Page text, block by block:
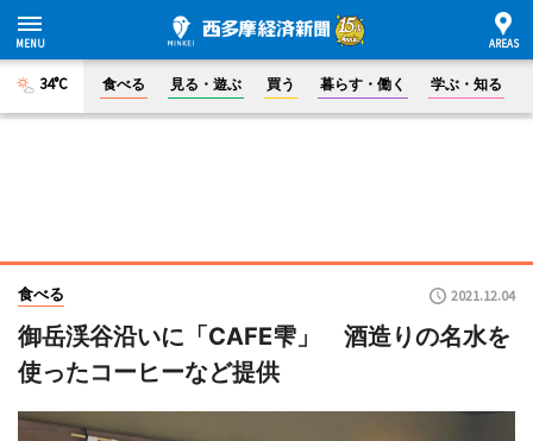
34°C 食べる 見る・遊ぶ 買う 暮らす・働く 学ぶ・知る
食べる 2021.12.04
御岳渓谷沿いに「CAFE雫」 酒造りの名水を
使ったコーヒーなど提供